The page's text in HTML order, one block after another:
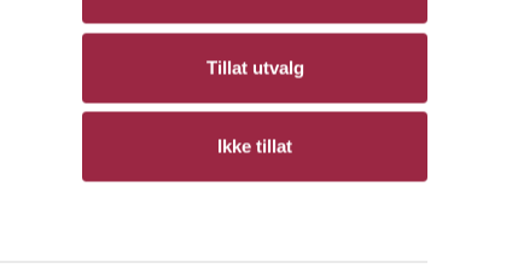
Tillat utvalg
Ikke tillat
Bergene Holm